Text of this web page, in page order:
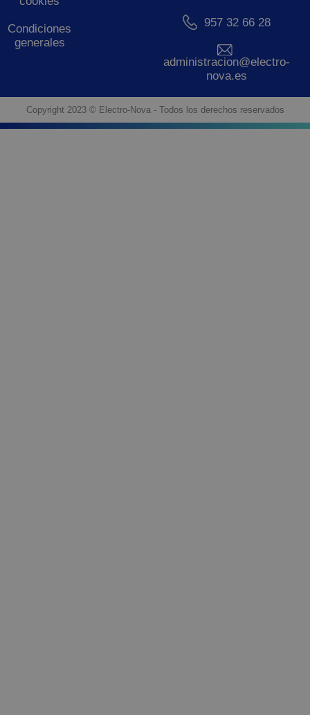
Condiciones
generales
957 32 66 28
administracion@electro-
nova.es
Copyright 2023 © Electro-Nova - Todos los derechos reservados